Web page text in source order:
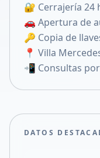
Compartir en X
🔐 Cerrajería 24
🚗 Apertura de
🔑 Copia de
📍 Villa
📲 Consultas
DATOS